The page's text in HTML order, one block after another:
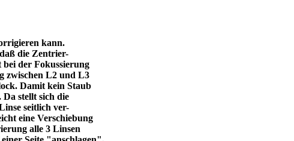
kann.
die Zentrier-
der Fokussierung
zwischen L2 und L3
Damit kein Staub
stellt sich die
seitlich ver-
eine Verschiebung
alle 3 Linsen